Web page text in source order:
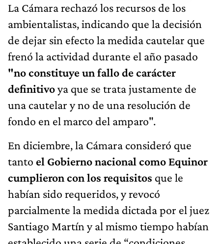
La Cámara rechazó los recursos de los
ambientalistas, indicando que la decisión
de dejar sin efecto la medida cautelar que
frenó la actividad durante el año pasado
"no constituye un fallo de carácter
definitivoya que se trata justamente de
una cautelar y no de una resolución de
fondo en el marco del amparo".
En diciembre, la Cámara consideró que
tanto el Gobierno nacional como Equinor
cumplieron con los requisitos que le
habían sido requeridos, y revocó
parcialmente la medida dictada por el juez
Santiago Martín y al mismo tiempo habían